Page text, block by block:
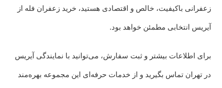
زعفرانی باکیفیت، خالص و اقتصادی هستید، خرید زعفران فله از
آیریس انتخابی مطمئن خواهد بود.
برای اطلاعات بیشتر و ثبت سفارش، می‌توانید با نمایندگی آیریس
در تهران تماس بگیرید و از خدمات حرفه‌ای این مجموعه بهره‌مند